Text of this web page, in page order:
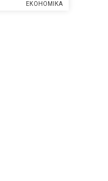
ЕКОНОМІКА